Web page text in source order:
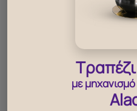
Χαλί Chantal Wt-Bg-Br
με